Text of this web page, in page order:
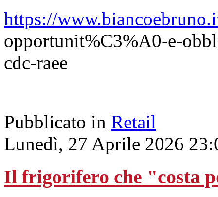
https://
opportunit%C3%A0-e-
cdc-raee
Pubblicato in Retail
Lunedì, 27 Aprile 2026
Il frigorifero che "costa